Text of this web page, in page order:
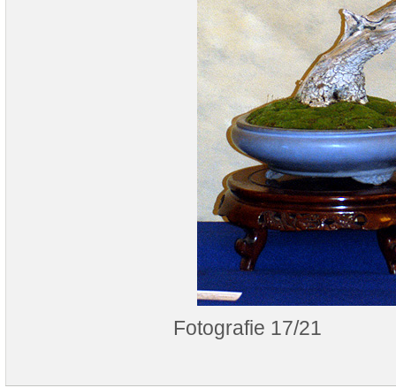
Fotografie 17/21